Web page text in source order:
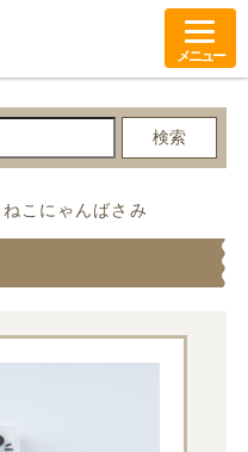
メニュー
検索
ねこにゃんばさみ